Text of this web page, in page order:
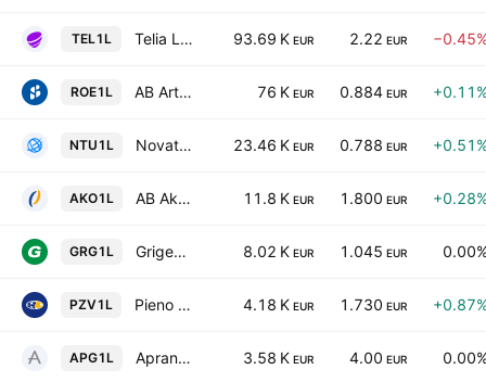
TEL1L Telia Lietuva AB 93.69 K EUR 2.22 EUR
ROE1L AB Artea Bankas 76 K EUR 0.884 EUR
NTU1L Novaturas AB 23.46 K EUR 0.788 EUR
AKO1L AB Akola Group 11.8 K EUR 1.800 EUR
GRG1L Grigeo Group AB 8.02 K EUR 1.045 EUR
PZV1L Pieno Zvaigzdes AB 4.18 K EUR 1.730 EUR
APG1L Apranga APB 3.58 K EUR 4.00 EUR